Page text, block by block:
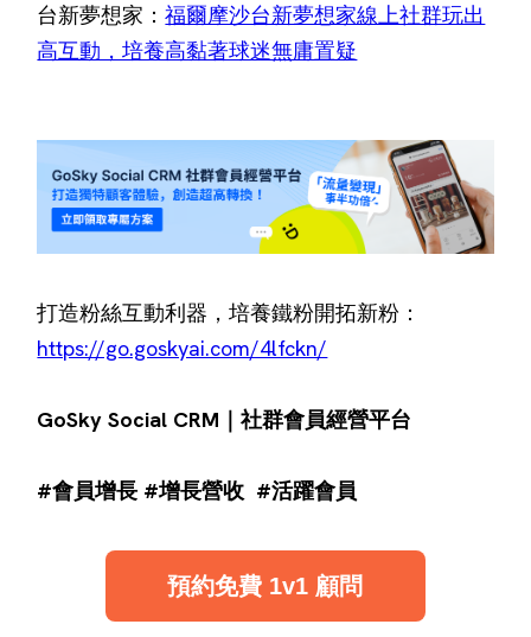
台新夢想家：福爾摩沙台新夢想家線上社群玩出
高互動，培養高黏著球迷無庸置疑
打造粉絲互動利器，培養鐵粉開拓新粉：
https://go.goskyai.com/4lfckn/
GoSky Social CRM｜社群會員經營平台
#會員增長 #增長營收 #活躍會員
預約免費 1v1 顧問